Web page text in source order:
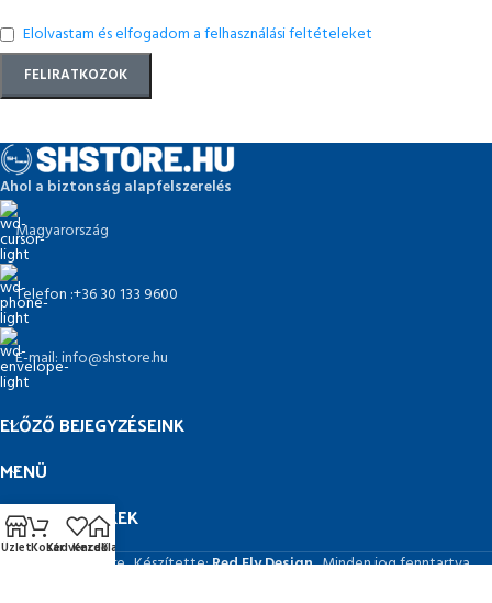
Elolvastam és elfogadom a felhasználási feltételeket
Ahol a biztonság alapfelszerelés
Magyarország
Telefon :+36 30 133 9600
E-mail: info@shstore.hu
ELŐZŐ BEJEGYZÉSEINK
MENÜ
HASZNOS LINKEK
© 2026 SHstore . Készítette:Red Fly Design. Minden jog fenntartva.
ÜzletKosárKedvencek
Kezdőlap